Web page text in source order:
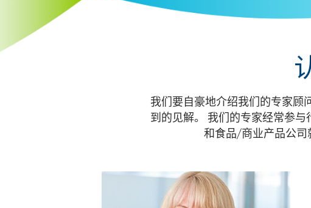
我们要自豪地介绍我们的专家顾
到的见解。 我们的专家经常参
和食品/商业产品公司